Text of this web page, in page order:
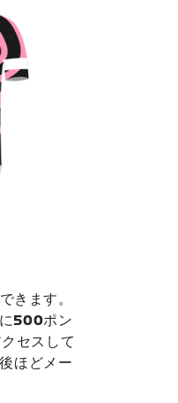
きます。
500ポン
セスして
ほどメー